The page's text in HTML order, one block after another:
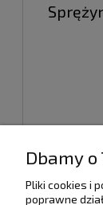
Dbamy
Pliki cookies i
poprawne